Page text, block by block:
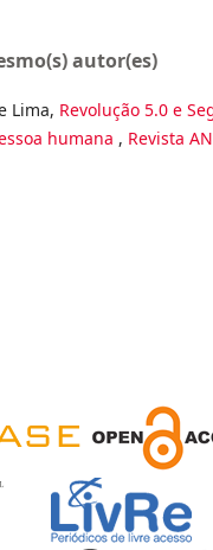
autor(es)
Lima, Revolução 5.0 e
humana , Revista